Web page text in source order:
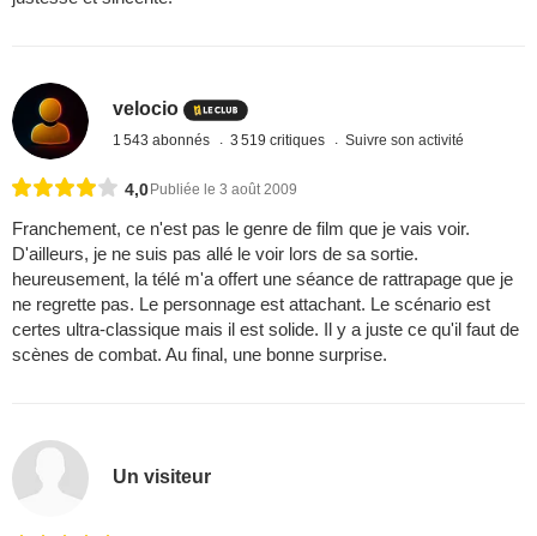
velocio
1 543 abonnés 3 519 critiques Suivre son activité
4,0 Publiée le 3 août 2009
Franchement, ce n'est pas le genre de film que je vais voir.
D'ailleurs, je ne suis pas allé le voir lors de sa sortie.
heureusement, la télé m'a offert une séance de rattrapage que je
ne regrette pas. Le personnage est attachant. Le scénario est
certes ultra-classique mais il est solide. Il y a juste ce qu'il faut de
scènes de combat. Au final, une bonne surprise.
Un visiteur